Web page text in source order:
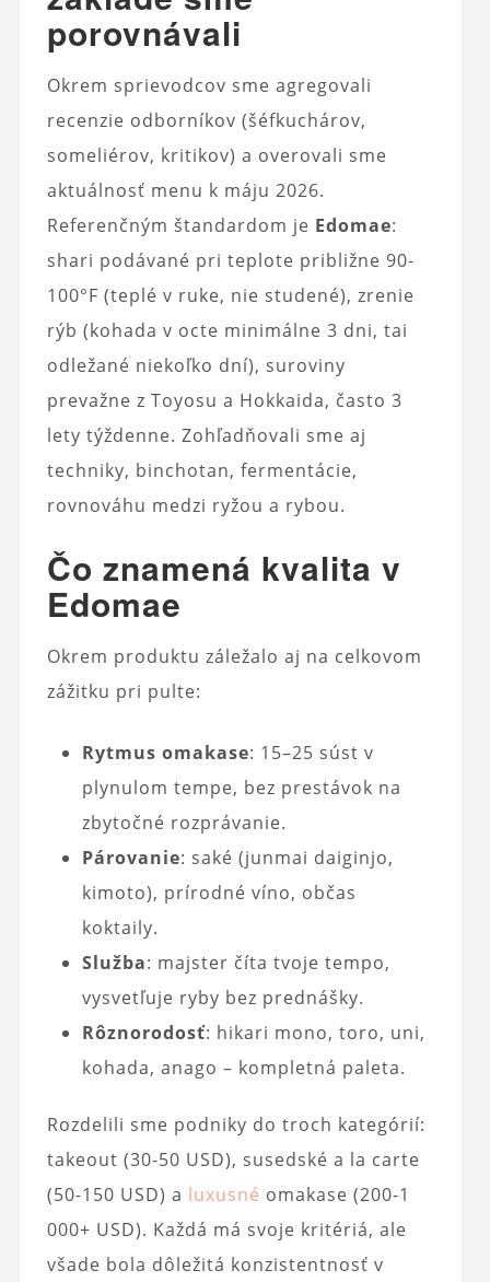
porovnávali
Okrem sprievodcov sme agregovali
recenzie odborníkov (šéfkuchárov,
someliérov, kritikov) a overovali sme
aktuálnosť menu k máju 2026.
Referenčným štandardom je Edomae:
shari podávané pri teplote približne 90-
100°F (teplé v ruke, nie studené), zrenie
rýb (kohada v octe minimálne 3 dni, tai
odležané niekoľko dní), suroviny
prevažne z Toyosu a Hokkaida, často 3
lety týždenne. Zohľadňovali sme aj
techniky, binchotan, fermentácie,
rovnováhu medzi ryžou a rybou.
Čo znamená kvalita v
Edomae
Okrem produktu záležalo aj na celkovom
zážitku pri pulte:
Rytmus omakase: 15–25 súst v
plynulom tempe, bez prestávok na
zbytočné rozprávanie.
Párovanie: saké (junmai daiginjo,
kimoto), prírodné víno, občas
koktaily.
Služba: majster číta tvoje tempo,
vysvetľuje ryby bez prednášky.
Rôznorodosť: hikari mono, toro, uni,
kohada, anago – kompletná paleta.
Rozdelili sme podniky do troch kategórií:
takeout (30-50 USD), susedské a la carte
(50-150 USD) a luxusné omakase (200-1
000+ USD). Každá má svoje kritériá, ale
všade bola dôležitá konzistentnosť v